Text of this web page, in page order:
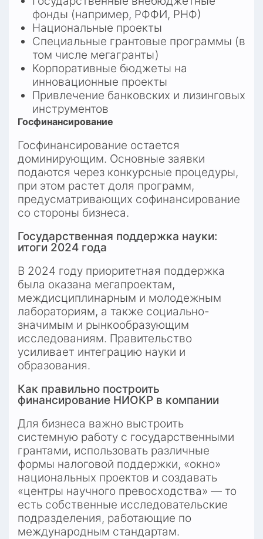
фонды (например, РФФИ, РНФ)
Национальные проекты
Специальные грантовые программы (в
том числе мегагранты)
Корпоративные бюджеты на
инновационные проекты
Привлечение банковских и лизинговых
инструментов
Госфинансирование
Госфинансирование остается
доминирующим. Основные заявки
подаются через конкурсные процедуры,
при этом растет доля программ,
предусматривающих софинансирование
со стороны бизнеса.
Государственная поддержка науки:
итоги 2024 года
В 2024 году приоритетная поддержка
была оказана мегапроектам,
междисциплинарным и молодежным
лабораториям, а также социально-
значимым и рынкообразующим
исследованиям. Правительство
усиливает интеграцию науки и
образования.
Как правильно построить
финансирование НИОКР в компании
Для бизнеса важно выстроить
системную работу с государственными
грантами, использовать различные
формы налоговой поддержки, «окно»
национальных проектов и создавать
«центры научного превосходства» — то
есть собственные исследовательские
подразделения, работающие по
международным стандартам.